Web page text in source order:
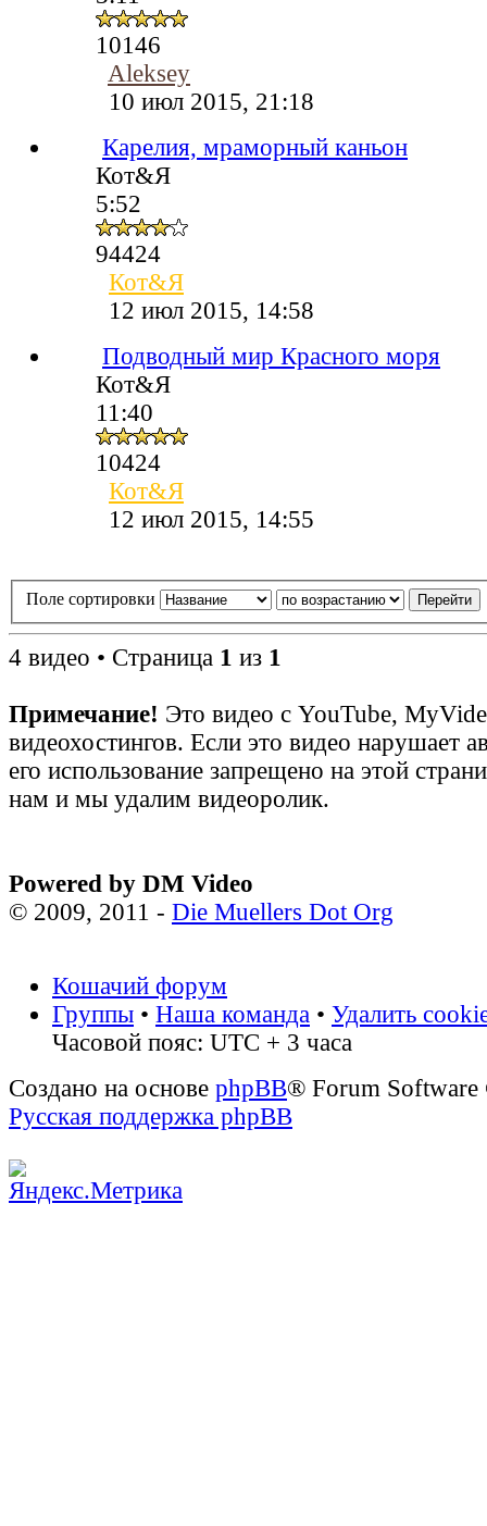
10146
Aleksey
10 июл 2015, 21:18
Карелия, мраморный каньон
Кот&Я
5:52
94424
Кот&Я
12 июл 2015, 14:58
Подводный мир Красного моря
Кот&Я
11:40
10424
Кот&Я
12 июл 2015, 14:55
Поле сортировки
4 видео • Страница 1 из 1
Примечание! Это видео с YouTube,
видеохостингов. Если это видео нарушает
его использование запрещено на этой
нам и мы удалим видеоролик.
Powered by DM Video
© 2009, 2011 - Die Muellers Dot Org
Кошачий форум
Группы • Наша команда • Удалить
Часовой пояс: UTC + 3 часа
Создано на основе phpBB® Forum
Русская поддержка phpBB